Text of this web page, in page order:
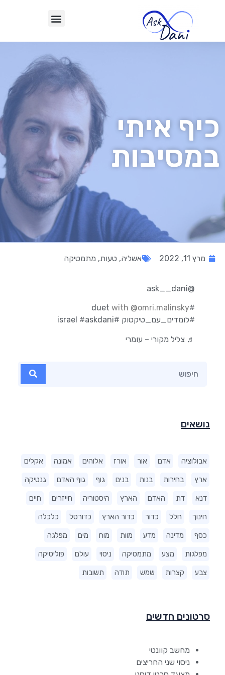
כיף איתי
במסיבות
נושאים
אבולוציה אדם אור אורז אלוהים אמונה אקלים
ארץ בחירות בנות בנים גוף גוף האדם גנטיקה
דנא דת האדם הארץ היסטוריה חייזרים חיים
חינוך חלל כדור כדור הארץ כדורסל כלכלה
כסף מדינה מדע מוות מוח מים מפלגה
מפלגות מצע מתמטיקה ניסוי עולם פוליטיקה
צבע קצרות שמש תודה תשובות
סרטונים חדשים
מחשב קוונטי
ניסוי שני החריצים
מרץ 11, 2022 אשליה, טעות, מתמטיקה
@ask__dani
#duet
with @omri.malinsky
#לומדים_עם_טיקטוק #israel
#askdani
♬ צליל מקורי – עומרי